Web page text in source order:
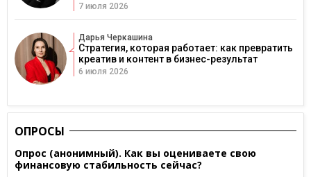
7 июля 2026
Дарья Черкашина
Стратегия, которая работает: как превратить
креатив и контент в бизнес-результат
6 июля 2026
ОПРОСЫ
Опрос (анонимный). Как вы оцениваете свою
финансовую стабильность сейчас?